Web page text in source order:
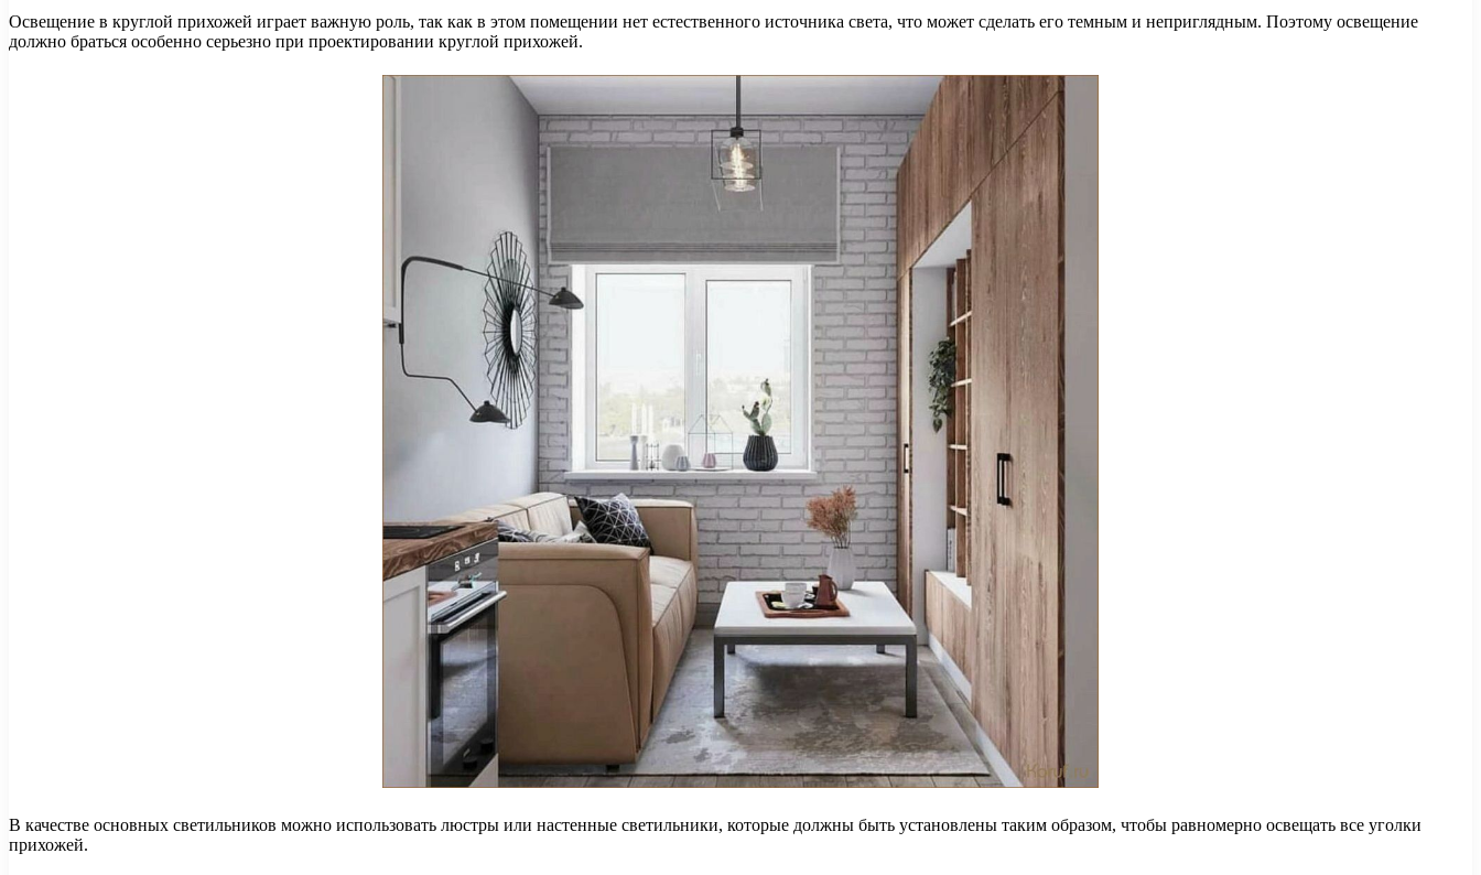
Освещение в круглой прихожей играет важную роль, так как в этом помещении нет естественного источника света, что может сделать его темным и неприглядным. Поэтому освещение
должно браться особенно серьезно при проектировании круглой прихожей.
В качестве основных светильников можно использовать люстры или настенные светильники, которые должны быть установлены таким образом, чтобы равномерно освещать все уголки
прихожей.